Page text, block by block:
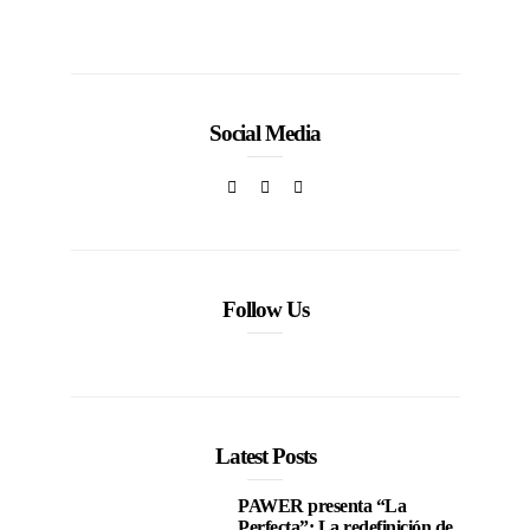
Social Media
Follow Us
Latest Posts
PAWER presenta “La